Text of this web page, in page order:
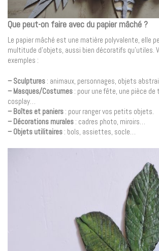
Que peut-on faire avec du papier mâché ?
Le papier mâché est une matière polyvalente, elle
multitude d’objets, aussi bien décoratifs qu’utiles.
exemples :
– Sculptures : animaux, personnages, objets
– Masques/Costumes : pour une fête, une pièce de
cosplay…
– Boîtes et paniers : pour ranger vos petits objets.
– Décorations murales : cadres photo, miroirs…
– Objets utilitaires : bols, assiettes, socle…